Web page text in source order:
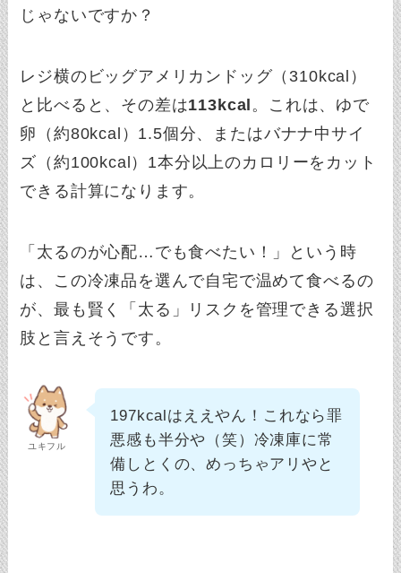
じゃないですか？
レジ横のビッグアメリカンドッグ（310kcal）
と比べると、その差は113kcal 。これは、ゆで
卵（約80kcal）1.5個分、またはバナナ中サイ
ズ（約100kcal）1本分以上のカロリーをカット
できる計算になります。
「太るのが心配…でも食べたい！」という時
は、この冷凍品を選んで自宅で温めて食べるの
が、最も賢く「太る」リスクを管理できる選択
肢と言えそうです。
ユキフル
197kcalはええやん！これなら罪
悪感も半分や（笑）冷凍庫に常
備しとくの、めっちゃアリやと
思うわ。